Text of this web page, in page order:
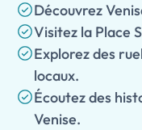
Découvrez
Visitez la Place
Explorez des
locaux.
Écoutez des
Venise.